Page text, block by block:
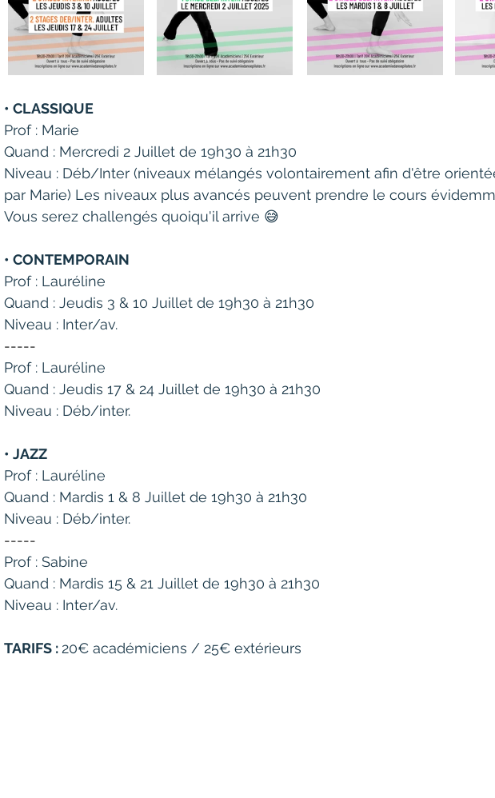
• CLASSIQUE
Prof : Marie
Quand : Mercredi 2 Juillet de 19h30 à 21h30
Niveau : Déb/Inter (niveaux mélangés volontairement afin d'être
par Marie) Les niveaux plus avancés peuvent prendre le cours
Vous serez challengés quoiqu'il arrive 😅
• CONTEMPORAIN
Prof : Lauréline
Quand : Jeudis 3 & 10 Juillet de 19h30 à 21h30
Niveau : Inter/av.
-----
Prof : Lauréline
Quand : Jeudis 17 & 24 Juillet de 19h30 à 21h30
Niveau : Déb/inter.
• JAZZ
Prof : Lauréline
Quand : Mardis 1 & 8 Juillet de 19h30 à 21h30
Niveau : Déb/inter.
-----
Prof : Sabine
Quand : Mardis 15 & 21 Juillet de 19h30 à 21h30
Niveau : Inter/av.
TARIFS : 20€ académiciens / 25€ extérieurs